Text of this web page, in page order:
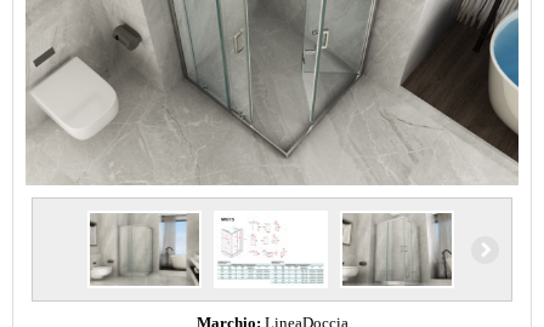
Marchio: LineaDoccia